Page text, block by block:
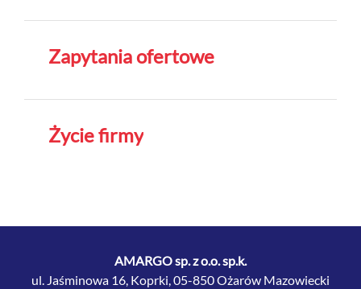
Zapytania ofertowe
Życie firmy
AMARGO sp. z o.o. sp.k.
ul. Jaśminowa 16, Koprki, 05-850 Ożarów Mazowiecki